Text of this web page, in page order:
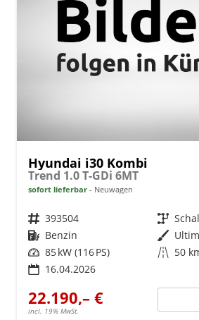
Hyundai i30 Kombi
Trend 1.0 T-GDi 6MT
sofort lieferbar Neuwagen
Fahrzeugnr. 393504 Getriebe
Kraftstoff Benzin Außenfarbe
Leistung 85 kW (116 PS) Kilometerstand 50
16.04.2026
22.190,– €
incl. 19% MwSt.